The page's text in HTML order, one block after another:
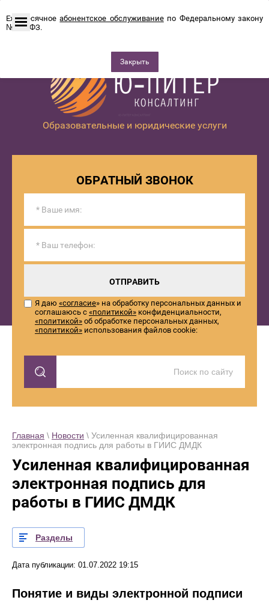
Образовательные и юридические услуги
ОБРАТНЫЙ ЗВОНОК
ОТПРАВИТЬ
Я даю «согласие» на обработку персональных данных и
соглашаюсь с «политикой» конфиденциальности,
«политикой» об обработке персональных данных,
«политикой» использования файлов cookie:
Главная \ Новости \ Усиленная квалифицированная
электронная подпись для работы в ГИИС ДМДК
Усиленная квалифицированная
электронная подпись для
работы в ГИИС ДМДК
Разделы
Дата публикации: 01.07.2022 19:15
Понятие и виды электронной подписи
Ежемесячноеабонентское обслуживаниепо Федеральному закону
№115-ФЗ.
Закрыть